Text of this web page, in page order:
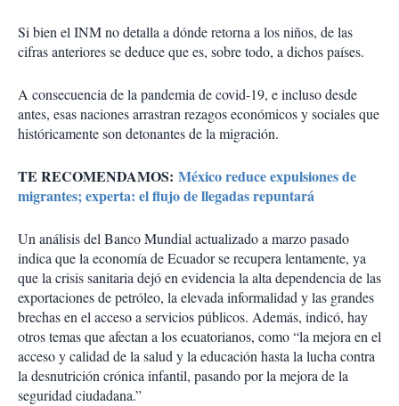
Si bien el INM no detalla a dónde retorna a los niños, de las
cifras anteriores se deduce que es, sobre todo, a dichos países.
A consecuencia de la pandemia de covid-19, e incluso desde
antes, esas naciones arrastran rezagos económicos y sociales que
históricamente son detonantes de la migración.
TE RECOMENDAMOS: México reduce expulsiones de
migrantes; experta: el flujo de llegadas repuntará
Un análisis del Banco Mundial actualizado a marzo pasado
indica que la economía de Ecuador se recupera lentamente, ya
que la crisis sanitaria dejó en evidencia la alta dependencia de las
exportaciones de petróleo, la elevada informalidad y las grandes
brechas en el acceso a servicios públicos. Además, indicó, hay
otros temas que afectan a los ecuatorianos, como “la mejora en el
acceso y calidad de la salud y la educación hasta la lucha contra
la desnutrición crónica infantil, pasando por la mejora de la
seguridad ciudadana.”